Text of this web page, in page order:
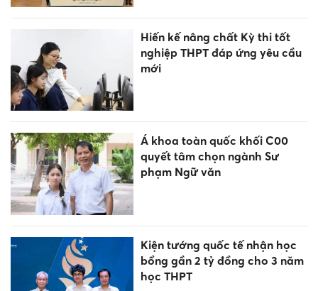
Hiến kế nâng chất Kỳ thi tốt
nghiệp THPT đáp ứng yêu cầu
mới
Á khoa toàn quốc khối C00
quyết tâm chọn ngành Sư
phạm Ngữ văn
Kiện tướng quốc tế nhận học
bổng gần 2 tỷ đồng cho 3 năm
học THPT